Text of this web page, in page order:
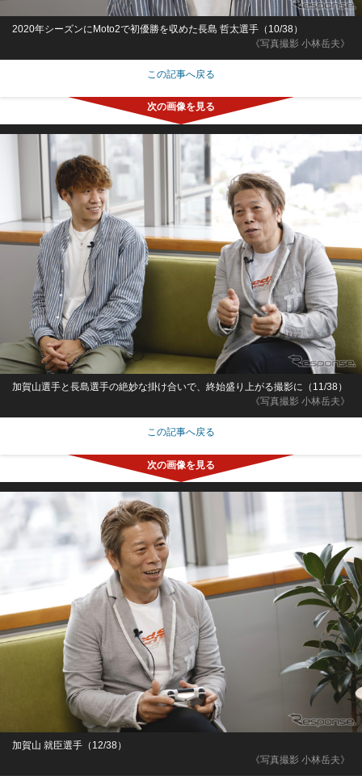
《写真撮影 小林岳夫》
2020年シーズンにMoto2で初優勝を収めた長島 哲太選手（10/38）
この記事へ戻る
《写真撮影 小林岳夫》
加賀山選手と長島選手の絶妙な掛け合いで、終始盛り上がる撮影に（11/38）
この記事へ戻る
《写真撮影 小林岳夫》
加賀山 就臣選手（12/38）